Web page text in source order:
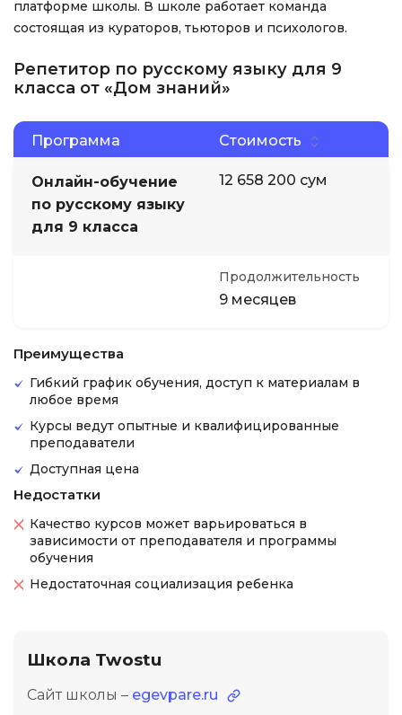
платформе школы. В школе работает команда
состоящая из кураторов, тьюторов и психологов.
Репетитор по русскому языку для 9
класса от «Дом знаний»
Программа Стоимость
Онлайн-обучение
по русскому языку
для 9 класса
12 658 200 сум
Продолжительность
9 месяцев
Преимущества
Гибкий график обучения, доступ к материалам в
любое время
Курсы ведут опытные и квалифицированные
преподаватели
Доступная цена
Недостатки
Качество курсов может варьироваться в
зависимости от преподавателя и программы
обучения
Недостаточная социализация ребенка
Школа Twostu
Сайт школы – egevpare.ru